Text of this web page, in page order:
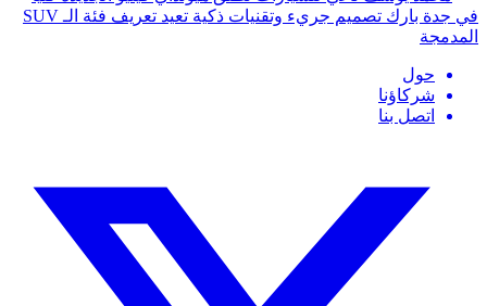
في جدة بارك تصميم جريء وتقنيات ذكية تعيد تعريف فئة الـ SUV
المدمجة
حول
شركاؤنا
اتصل بنا